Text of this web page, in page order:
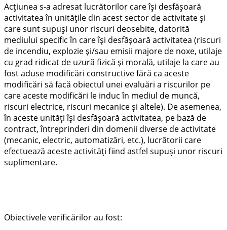
Acţiunea s-a adresat lucrătorilor care îşi desfăşoară
activitatea în unităţile din acest sector de activitate şi
care sunt supuşi unor riscuri deosebite, datorită
mediului specific în care îşi desfăşoară activitatea (riscuri
de incendiu, explozie şi/sau emisii majore de noxe, utilaje
cu grad ridicat de uzură fizică şi morală, utilaje la care au
fost aduse modificări constructive fără ca aceste
modificări să facă obiectul unei evaluări a riscurilor pe
care aceste modificări le induc în mediul de muncă,
riscuri electrice, riscuri mecanice şi altele). De asemenea,
în aceste unităţi îşi desfăşoară activitatea, pe bază de
contract, întreprinderi din domenii diverse de activitate
(mecanic, electric, automatizări, etc.), lucrătorii care
efectuează aceste activităţi fiind astfel supuşi unor riscuri
suplimentare.
Obiectivele verificărilor au fost: